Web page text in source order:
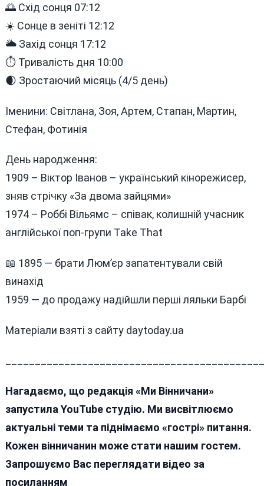
🌅 Схід сонця 07:12
☀️ Сонце в зеніті 12:12
🌥 Захід сонця 17:12
⏱ Тривалість дня 10:00
🌒 Зростаючий місяць (4/5 день)
Іменини: Світлана, Зоя, Артем, Стапан, Мартин,
Стефан, Фотинія
День народження:
1909 – Віктор Іванов – український кінорежисер,
зняв стрічку «За двома зайцями»
1974 – Роббі Вільямс – співак, колишній учасник
англійської поп-групи Take That
📖 1895 — брати Люм’єр запатентували свій
винахід
1959 — до продажу надійшли перші ляльки Барбі
Матеріали взяті з сайту daytoday.ua
Нагадаємо, що редакція «Ми Вінничани»
запустила YouTube студію. Ми висвітлюємо
актуальні теми та піднімаємо «гострі» питання.
Кожен вінничанин може стати нашим гостем.
Запрошуємо Вас переглядати відео за
посиланням